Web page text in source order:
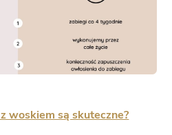
woskiem są skuteczne?